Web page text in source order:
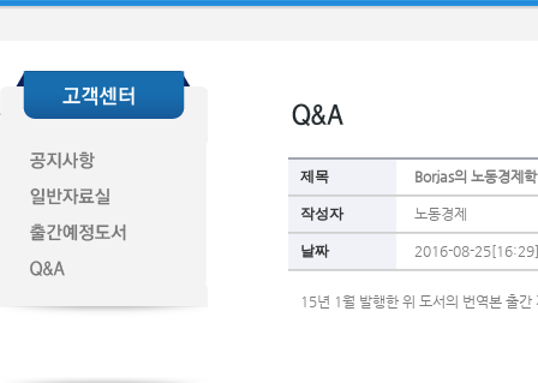
제목 Borjas의 노동경제
작성자 노동경제
날짜 2016-08-25[16:29]
15년 1월 발행한 위 도서의 번역본 출